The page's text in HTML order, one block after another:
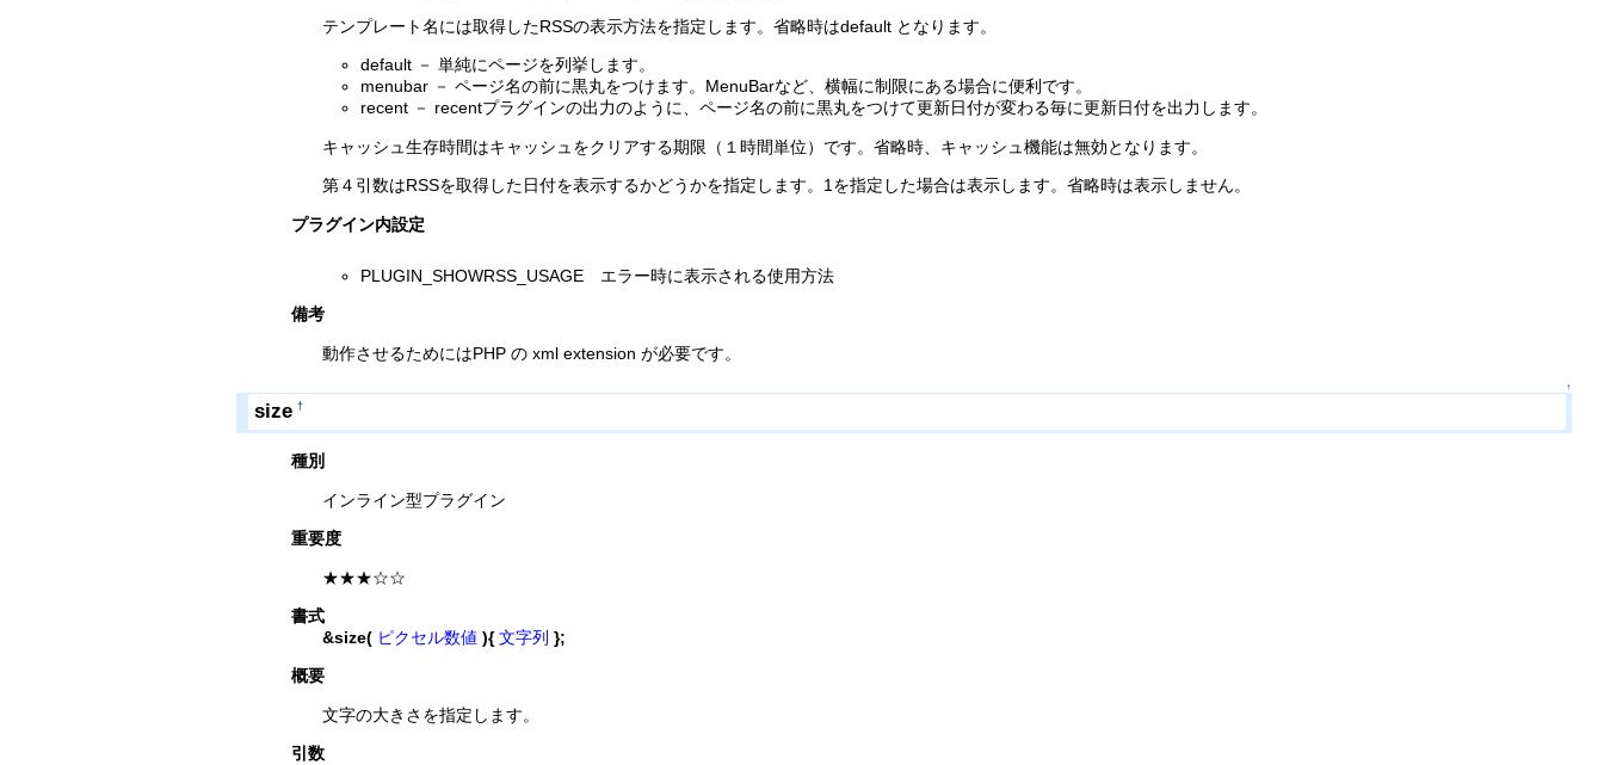
テンプレート名には取得したRSSの表示方法を指定します。省略時はdefault となります。
default － 単純にページを列挙します。
menubar － ページ名の前に黒丸をつけます。MenuBarなど、横幅に制限にある場合に便利です。
recent － recentプラグインの出力のように、ページ名の前に黒丸をつけて更新日付が変わる毎に更新日付を出力します。
キャッシュ生存時間はキャッシュをクリアする期限（１時間単位）です。省略時、キャッシュ機能は無効となります。
第４引数はRSSを取得した日付を表示するかどうかを指定します。1を指定した場合は表示します。省略時は表示しません。
プラグイン内設定
PLUGIN_SHOWRSS_USAGE エラー時に表示される使用方法
備考
動作させるためにはPHP の xml extension が必要です。
↑
size †
種別
インライン型プラグイン
重要度
★★★☆☆
書式
&size( ピクセル数値 ){ 文字列 };
概要
文字の大きさを指定します。
引数